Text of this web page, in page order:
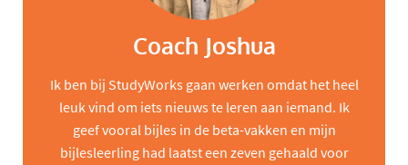
Coach Joshua
Ik ben bij StudyWorks gaan werken omdat het heel
leuk vind om iets nieuws te leren aan iemand. Ik
geef vooral bijles in de beta-vakken en mijn
bijlesleerling had laatst een zeven gehaald voor